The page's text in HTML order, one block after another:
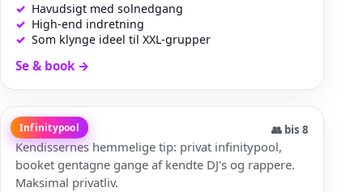
Havudsigt med solnedgang
High-end indretning
Som klynge ideel til XXL-grupper
Se & book→
Infinitypool
Villa Sara 👥 bis 8
Kendissernes hemmelige tip: privat infinitypool,
booket gentagne gange af kendte DJ's og rappere.
Maksimal privatliv.